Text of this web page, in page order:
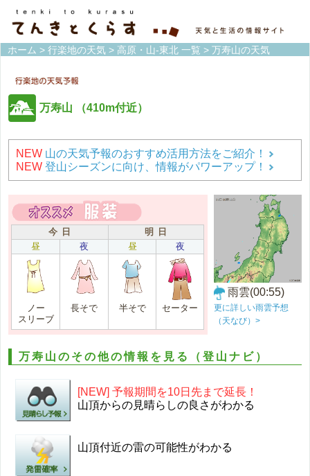
ホーム > 行楽地の天気 > 高原・山-東北 一覧 > 万寿山の天気
万寿山 （410m付近）
NEW 山の天気予報のおすすめ活用方法をご紹介！
NEW 登山シーズンに向け、情報がパワーアップ！
今 日
明 日
昼
夜 昼 夜
ノー
スリーブ
長そで 半そで セーター
雨雲(00:55)
更に詳しい雨雲予想
（天なび）>
万寿山のその他の情報を見る（登山ナビ）
[NEW] 予報期間を10日先まで延長！
山頂からの見晴らしの良さがわかる
山頂付近の雷の可能性がわかる